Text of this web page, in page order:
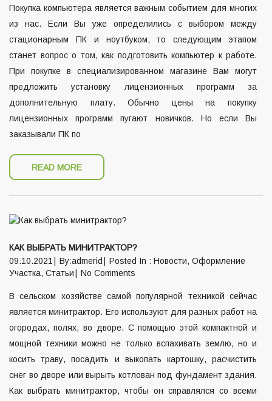
Покупка компьютера является важным событием для многих
из нас. Если Вы уже определились с выбором между
стационарным ПК и ноутбуком, то следующим этапом
станет вопрос о том, как подготовить компьютер к работе.
При покупке в специализированном магазине Вам могут
предложить установку лицензионных программ за
дополнительную плату. Обычно цены на покупку
лицензионных программ пугают новичков. Но если Вы
заказывали ПК по
READ MORE
КАК ВЫБРАТЬ МИНИТРАКТОР?
09.10.2021
By:admerid Posted In : Новости, Оформление
Участка, Статьи No Comments
В сельском хозяйстве самой популярной техникой сейчас
является минитрактор. Его используют для разных работ на
огородах, полях, во дворе. С помощью этой компактной и
мощной техники можно не только вспахивать землю, но и
косить траву, посадить и выкопать картошку, расчистить
снег во дворе или вырыть котлован под фундамент здания.
Как выбрать минитрактор, чтобы он справлялся со всеми